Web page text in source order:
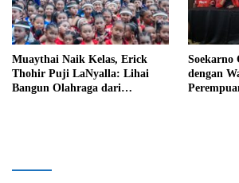
Muaythai Naik Kelas, Erick
Thohir Puji LaNyalla: Lihai
Bangun Olahraga dari
Soekarno
dengan